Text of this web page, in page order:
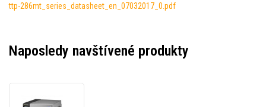
ttp-286mt_series_datasheet_en_07032017_0.pdf
Naposledy navštívené produkty